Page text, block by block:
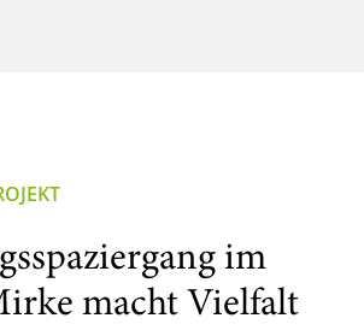
im
macht Vielfalt